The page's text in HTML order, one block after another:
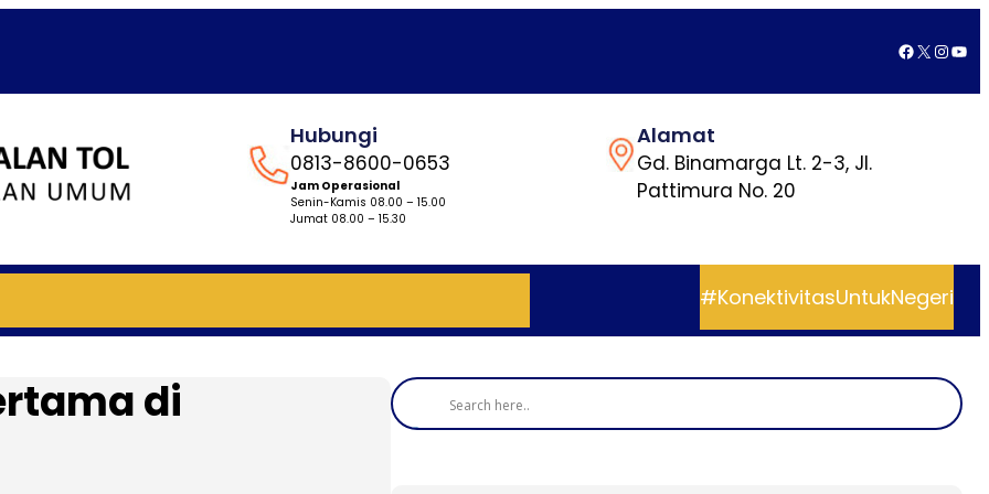
Facebook
X
Hubungi
0813-8600-0653
Jam Operasional
Senin-Kamis 08.00 – 15.00
Jumat 08.00 – 15.30
Alamat
Gd. Binamarga Lt. 2-3, Jl.
Pattimura No. 20
#KonektivitasUntukNegeri
di